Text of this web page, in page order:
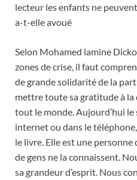
lecteur les enfants ne
a-t-elle avoué
Selon Mohamed lamine
zones de crise, il faut
de grande solidarité de la
mettre toute sa gratitude à
tout le monde. Aujourd’hui le
internet ou dans le
le livre. Elle est une
de gens ne la connaissent.
sa grandeur d’esprit. Nous